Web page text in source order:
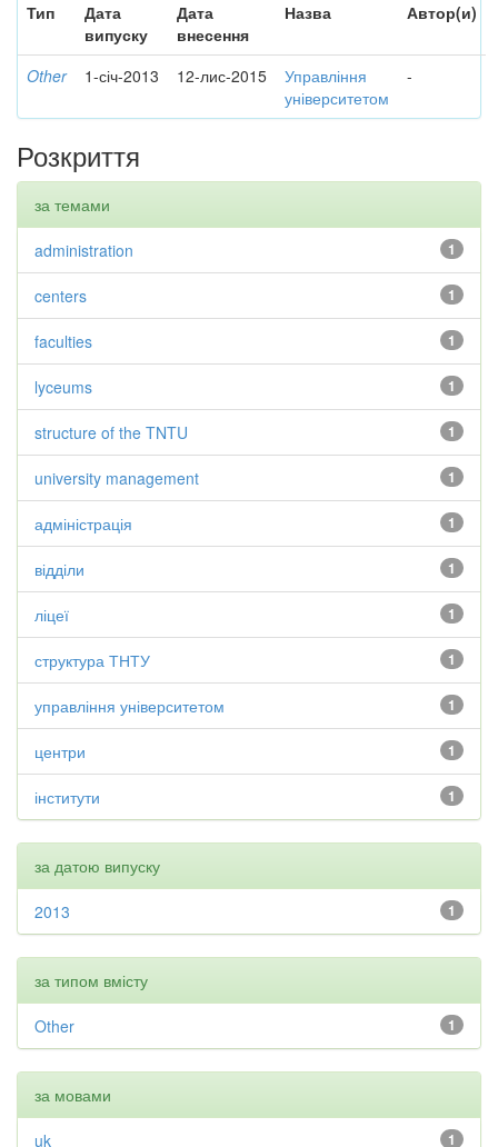
Тип
Дата
випуску
Дата
внесення
Назва Автор(и)
Other 1-січ-2013 12-лис-2015
Управління
університетом
-
Розкриття
за темами
1
administration
1
centers
1
faculties
1
lyceums
1
structure of the TNTU
1
university management
1
адміністрація
1
відділи
1
ліцеї
1
структура ТНТУ
1
управління університетом
1
центри
1
інститути
за датою випуску
1
2013
за типом вмісту
1
Other
за мовами
1
uk